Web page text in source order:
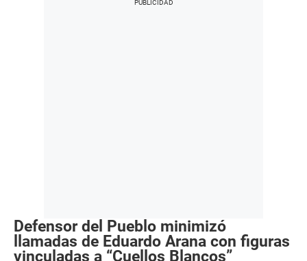
Defensor del Pueblo minimizó
llamadas de Eduardo Arana con figuras
vinculadas a “Cuellos Blancos”